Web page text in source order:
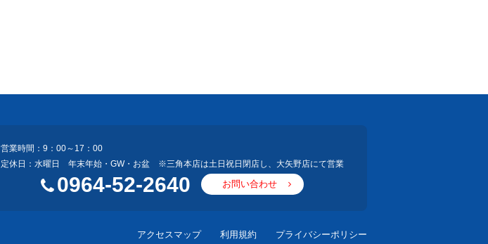
営業時間：9：00～17：00
定休日：水曜日 年末年始・GW・お盆 ※三角本店は土日祝日閉店し、大矢野店にて営業
0964-52-2640 お問い合わせ
アクセスマップ 利用規約 プライバシーポリシー